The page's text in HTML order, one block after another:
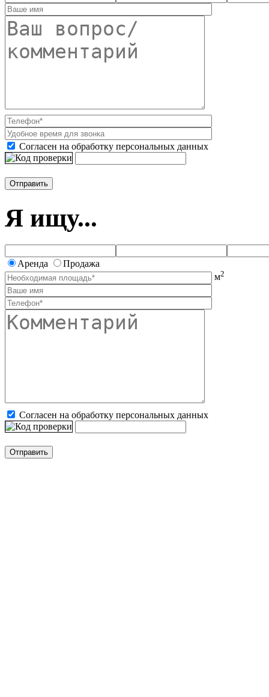
Согласен на обработку персональных данных
Я ищу...
Аренда
Продажа
м2
Согласен на обработку персональных данных